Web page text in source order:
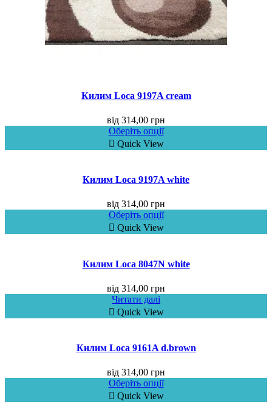
Килим Loca 9197A cream
від 314,00 грн
Оберіть опції
Quick View
Килим Loca 9197A white
від 314,00 грн
Оберіть опції
Quick View
Килим Loca 8047N white
від 314,00 грн
Читати далі
Quick View
Килим Loca 9161A d.brown
від 314,00 грн
Оберіть опції
Quick View